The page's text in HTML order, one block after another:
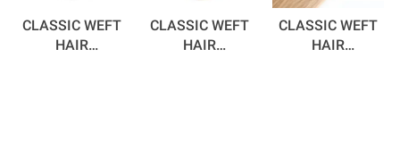
CLASSIC WEFT
HAIR
CLASSIC WEFT
HAIR
CLASSIC WEFT
HAIR